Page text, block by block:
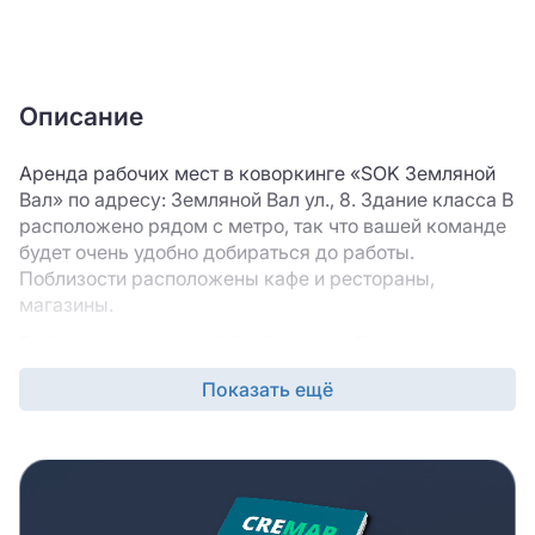
Описание
Аренда рабочих мест в коворкинге «SOK Земляной
Вал» по адресу: Земляной Вал ул., 8. Здание класса B
расположено рядом с метро, так что вашей команде
будет очень удобно добираться до работы.
Поблизости расположены кафе и рестораны,
магазины.
выигрываете значительное количество времени и
получаете возможность заехать в новый офис
современный ремонт, оператор площадки
предоставляет всю необходимую мебель и офисную
технику, так что вам не нужно закладывать
Показать ещё